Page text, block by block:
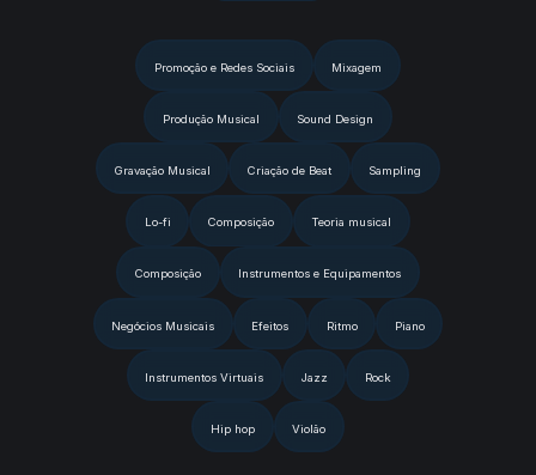
Promoção e Redes Sociais Mixagem
Produção Musical Sound Design
Gravação Musical Criação de Beat Sampling
Lo-fi Composição Teoria musical
Composição Instrumentos e Equipamentos
Negócios Musicais Efeitos Ritmo Piano
Instrumentos Virtuais Jazz Rock
Hip hop Violão